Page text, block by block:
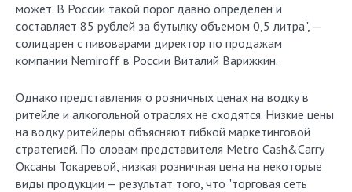
может. В России такой порог давно определен и
составляет 85 рублей за бутылку объемом 0,5 литра", —
солидарен с пивоварами директор по продажам
компании Nemiroff в России Виталий Варижкин.
Однако представления о розничных ценах на водку в
ритейле и алкогольной отраслях не сходятся. Низкие цены
на водку ритейлеры объясняют гибкой маркетинговой
стратегией. По словам представителя Metro Cash&Carry
Оксаны Токаревой, низкая розничная цена на некоторые
виды продукции — результат того, что "торговая сеть